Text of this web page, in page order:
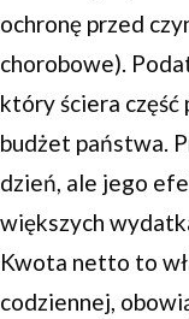
ochronę przed
chorobowe).
który ściera
budżet państwa.
dzień, ale jego
większych
Kwota netto to
codziennej,